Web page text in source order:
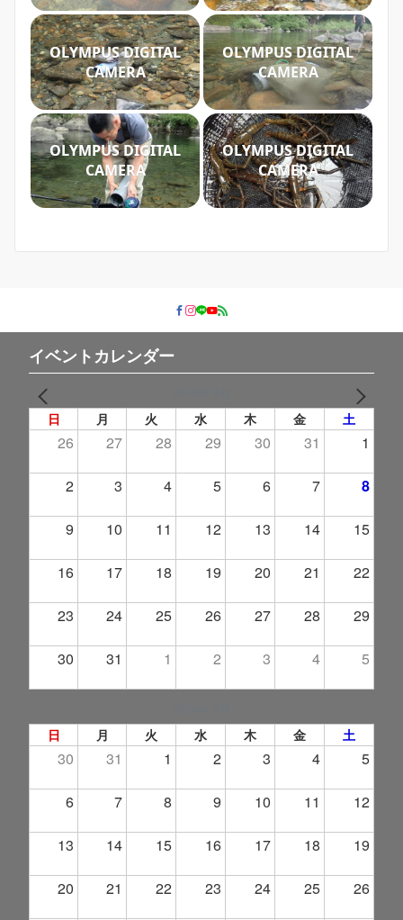
OLYMPUS DIGITAL
CAMERA
OLYMPUS DIGITAL
CAMERA
OLYMPUS DIGITAL
CAMERA
OLYMPUS DIGITAL
CAMERA
イベントカレンダー
日 月 火 水 木 金 土
26 27 28 29 30 31 1
2 3 4 5 6 7 8
9 10 11 12 13 14 15
16 17 18 19 20 21 22
23 24 25 26 27 28 29
30 31 1 2 3 4 5
日 月 火 水 木 金 土
30 31 1 2 3 4 5
6 7 8 9 10 11 12
13 14 15 16 17 18 19
20 21 22 23 24 25 26